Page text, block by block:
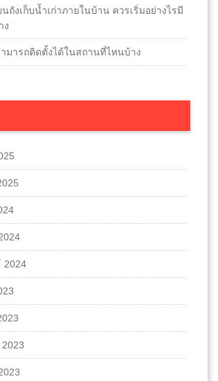
นถังเก็บน้ำเก่าภายในบ้าน ควรเริ่มอย่างไรมี
ง
มารถติดตั้งได้ในสถานที่ไหนบ้าง
2024